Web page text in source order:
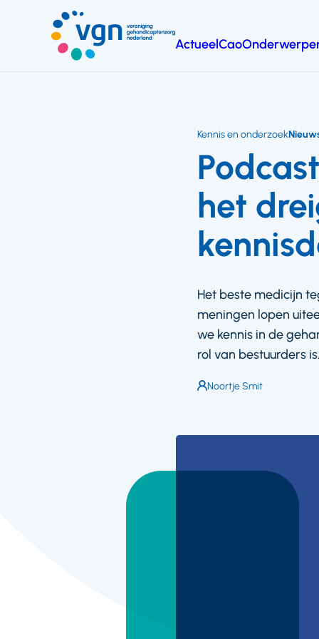
hoofdinhoud
ActueelCao
het
Kennis en onderzoek
Het beste medicijn
meningen lopen
we kennis in de
rol van bestuurders is.
Auteur:
Noortje Smit